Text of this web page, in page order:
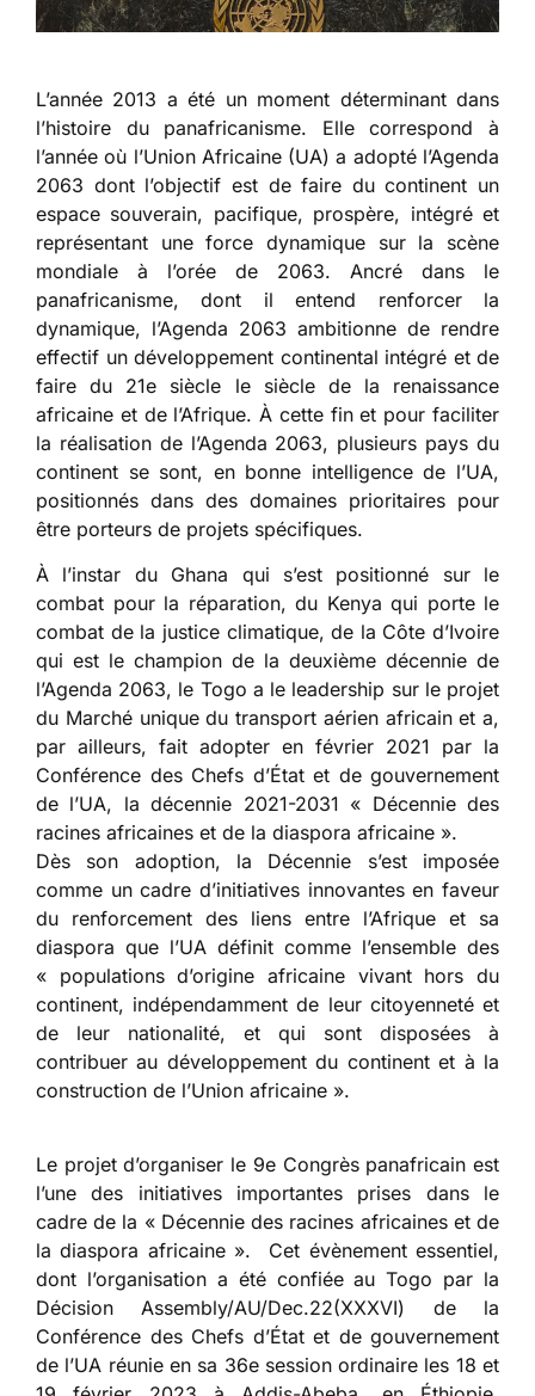
L’année 2013 a été un moment déterminant dans
l’histoire du panafricanisme. Elle correspond à
l’année où l’Union Africaine (UA) a adopté l’Agenda
2063 dont l’objectif est de faire du continent un
espace souverain, pacifique, prospère, intégré et
représentant une force dynamique sur la scène
mondiale à l’orée de 2063. Ancré dans le
panafricanisme, dont il entend renforcer la
dynamique, l’Agenda 2063 ambitionne de rendre
effectif un développement continental intégré et de
faire du 21e siècle le siècle de la renaissance
africaine et de l’Afrique. À cette fin et pour faciliter
la réalisation de l’Agenda 2063, plusieurs pays du
continent se sont, en bonne intelligence de l’UA,
positionnés dans des domaines prioritaires pour
être porteurs de projets spécifiques.
À l’instar du Ghana qui s’est positionné sur le
combat pour la réparation, du Kenya qui porte le
combat de la justice climatique, de la Côte d’Ivoire
qui est le champion de la deuxième décennie de
l’Agenda 2063, le Togo a le leadership sur le projet
du Marché unique du transport aérien africain et a,
par ailleurs, fait adopter en février 2021 par la
Conférence des Chefs d’État et de gouvernement
de l’UA, la décennie 2021-2031 « Décennie des
racines africaines et de la diaspora africaine ».
Dès son adoption, la Décennie s’est imposée
comme un cadre d’initiatives innovantes en faveur
du renforcement des liens entre l’Afrique et sa
diaspora que l’UA définit comme l’ensemble des
« populations d’origine africaine vivant hors du
continent, indépendamment de leur citoyenneté et
de leur nationalité, et qui sont disposées à
contribuer au développement du continent et à la
construction de l’Union africaine ».
Le projet d’organiser le 9e Congrès panafricain est
l’une des initiatives importantes prises dans le
cadre de la « Décennie des racines africaines et de
la diaspora africaine ». Cet évènement essentiel,
dont l’organisation a été confiée au Togo par la
Décision Assembly/AU/Dec.22(XXXVI) de la
Conférence des Chefs d’État et de gouvernement
de l’UA réunie en sa 36e session ordinaire les 18 et